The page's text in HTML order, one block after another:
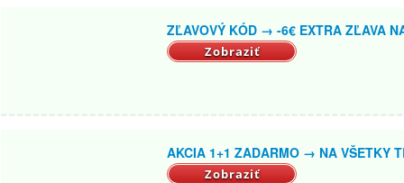
ZĽAVOVÝ KÓD → -6€ EXTRA ZĽAVA
Zobraziť
AKCIA 1+1 ZADARMO → NA VŠETKY
Zobraziť